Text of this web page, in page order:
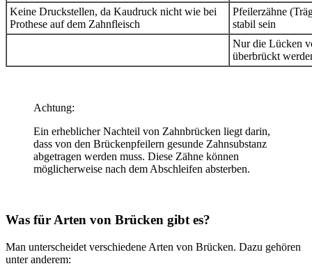
Keine Druckstellen, da Kaudruck nicht wie bei
Prothese auf dem Zahnfleisch
Pfeilerzähne
stabil sein
Nur die Lücken
überbrückt
Achtung:
Ein erheblicher Nachteil von Zahnbrücken liegt darin,
dass von den Brückenpfeilern gesunde Zahnsubstanz
abgetragen werden muss. Diese Zähne können
möglicherweise nach dem Abschleifen absterben.
Was für Arten von Brücken gibt es?
Man unterscheidet verschiedene Arten von Brücken. Dazu gehören
unter anderem: